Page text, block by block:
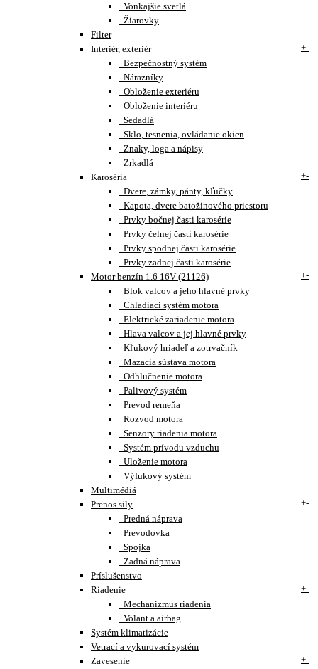
Vonkajšie svetlá
Žiarovky
Filter
Interiér, exteriér
+-
Bezpečnostný systém
Nárazníky
Obloženie exteriéru
Obloženie interiéru
Sedadlá
Sklo, tesnenia, ovládanie okien
Znaky, loga a nápisy
Zrkadlá
Karoséria
+-
Dvere, zámky, pánty, kľučky
Kapota, dvere batožinového priestoru
Prvky bočnej časti karosérie
Prvky čelnej časti karosérie
Prvky spodnej časti karosérie
Prvky zadnej časti karosérie
Motor benzín 1.6 16V (21126)
+-
Blok valcov a jeho hlavné prvky
Chladiaci systém motora
Elektrické zariadenie motora
Hlava valcov a jej hlavné prvky
Kľukový hriadeľ a zotrvačník
Mazacia sústava motora
Odhlučnenie motora
Palivový systém
Prevod remeňa
Rozvod motora
Senzory riadenia motora
Systém prívodu vzduchu
Uloženie motora
Výfukový systém
Multimédiá
Prenos sily
+-
Predná náprava
Prevodovka
Spojka
Zadná náprava
Príslušenstvo
Riadenie
+-
Mechanizmus riadenia
Volant a airbag
Systém klimatizácie
Vetrací a vykurovací systém
Zavesenie
+-